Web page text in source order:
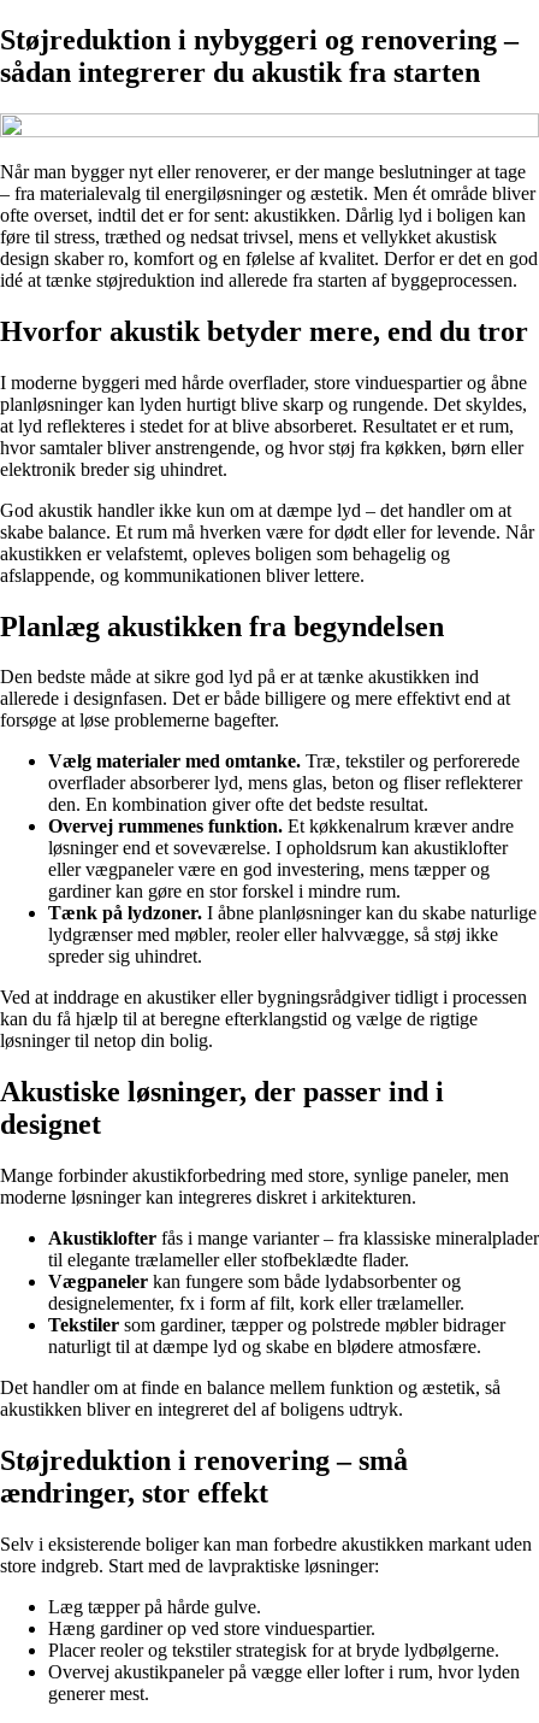
Støjreduktion i nybyggeri og renovering –
sådan integrerer du akustik fra starten
Når man bygger nyt eller renoverer, er der mange beslutninger at tage
– fra materialevalg til energiløsninger og æstetik. Men ét område bliver
ofte overset, indtil det er for sent: akustikken. Dårlig lyd i boligen kan
føre til stress, træthed og nedsat trivsel, mens et vellykket akustisk
design skaber ro, komfort og en følelse af kvalitet. Derfor er det en god
idé at tænke støjreduktion ind allerede fra starten af byggeprocessen.
Hvorfor akustik betyder mere, end du tror
I moderne byggeri med hårde overflader, store vinduespartier og åbne
planløsninger kan lyden hurtigt blive skarp og rungende. Det skyldes,
at lyd reflekteres i stedet for at blive absorberet. Resultatet er et rum,
hvor samtaler bliver anstrengende, og hvor støj fra køkken, børn eller
elektronik breder sig uhindret.
God akustik handler ikke kun om at dæmpe lyd – det handler om at
skabe balance. Et rum må hverken være for dødt eller for levende. Når
akustikken er velafstemt, opleves boligen som behagelig og
afslappende, og kommunikationen bliver lettere.
Planlæg akustikken fra begyndelsen
Den bedste måde at sikre god lyd på er at tænke akustikken ind
allerede i designfasen. Det er både billigere og mere effektivt end at
forsøge at løse problemerne bagefter.
Vælg materialer med omtanke. Træ, tekstiler og perforerede
overflader absorberer lyd, mens glas, beton og fliser reflekterer
den. En kombination giver ofte det bedste resultat.
Overvej rummenes funktion. Et køkkenalrum kræver andre
løsninger end et soveværelse. I opholdsrum kan akustiklofter
eller vægpaneler være en god investering, mens tæpper og
gardiner kan gøre en stor forskel i mindre rum.
Tænk på lydzoner. I åbne planløsninger kan du skabe naturlige
lydgrænser med møbler, reoler eller halvvægge, så støj ikke
spreder sig uhindret.
Ved at inddrage en akustiker eller bygningsrådgiver tidligt i processen
kan du få hjælp til at beregne efterklangstid og vælge de rigtige
løsninger til netop din bolig.
Akustiske løsninger, der passer ind i
designet
Mange forbinder akustikforbedring med store, synlige paneler, men
moderne løsninger kan integreres diskret i arkitekturen.
Akustiklofter fås i mange varianter – fra klassiske mineralplader
til elegante trælameller eller stofbeklædte flader.
Vægpaneler kan fungere som både lydabsorbenter og
designelementer, fx i form af filt, kork eller trælameller.
Tekstiler som gardiner, tæpper og polstrede møbler bidrager
naturligt til at dæmpe lyd og skabe en blødere atmosfære.
Det handler om at finde en balance mellem funktion og æstetik, så
akustikken bliver en integreret del af boligens udtryk.
Støjreduktion i renovering – små
ændringer, stor effekt
Selv i eksisterende boliger kan man forbedre akustikken markant uden
store indgreb. Start med de lavpraktiske løsninger:
Læg tæpper på hårde gulve.
Hæng gardiner op ved store vinduespartier.
Placer reoler og tekstiler strategisk for at bryde lydbølgerne.
Overvej akustikpaneler på vægge eller lofter i rum, hvor lyden
generer mest.